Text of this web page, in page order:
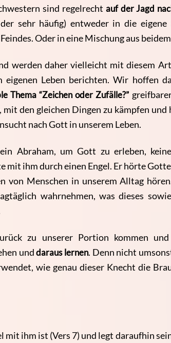
sind regelrecht auf der Jagd
sehr häufig) entweder in die eigene
Oder in eine Mischung aus
werden daher vielleicht mit diesem
Leben berichten. Wir hoffen
Thema “Zeichen oder Zufälle?”
den gleichen Dingen zu kämpfen und
nach Gott in unserem Leben.
Abraham, um Gott zu erleben,
mit ihm durch einen Engel. Er hörte
von Menschen in unserem Alltag
wahrnehmen, was dieses
zu unserer Portion kommen
unddaraus lernen. Denn nicht
wie genau dieser Knecht die
mit ihm ist (Vers 7) und legt daraufhin